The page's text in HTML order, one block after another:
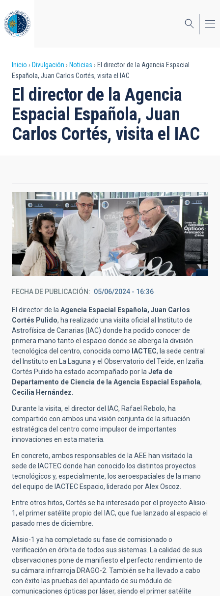
al
contenido
principal
Sobrescribir
enlaces
de
ayuda
a
Inicio Divulgación Noticias
El director de la Agencia Espacial
Española, Juan Carlos Cortés, visita el IAC
El director de la Agencia
Espacial Española, Juan
Carlos Cortés, visita el IAC
FECHA DE PUBLICACIÓN 05/06/2024 - 16:36
El director de laAgencia Espacial Española, Juan Carlos
Cortés Pulido, ha realizado una visita oficial al Instituto de
Astrofísica de Canarias (IAC) donde ha podido conocer de
primera mano tanto el espacio donde se alberga la división
tecnológica del centro, conocida como IACTEC, la sede central
del Instituto en La Laguna y el Observatorio del Teide, en Izaña.
Cortés Pulido ha estado acompañado por laJefa de
Departamento de Ciencia de la Agencia Espacial Española,
Cecilia Hernández.
Durante la visita, el director del IAC, Rafael Rebolo, ha
compartido con ambos una visión conjunta de la situación
estratégica del centro como impulsor de importantes
innovaciones en esta materia.
En concreto, ambos responsables de la AEE han visitado la
sede de IACTEC donde han conocido los distintos proyectos
tecnológicos y, especialmente, los aeroespaciales de la mano
del equipo de IACTEC Espacio, liderado por Alex Oscoz.
Entre otros hitos, Cortés se ha interesado por el proyecto Alisio-
1, el primer satélite propio del IAC, que fue lanzado al espacio el
pasado mes de diciembre.
Alisio-1 ya ha completado su fase de comisionado o
verificación en órbita de todos sus sistemas. La calidad de sus
observaciones pone de manifiesto el perfecto rendimiento de
su cámara infrarroja DRAGO-2. También se ha llevado a cabo
con éxito las pruebas del apuntado de su módulo de
comunicaciones ópticas por láser, siendo el primer satélite